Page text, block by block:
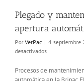
Plegado y
apertura
Por VetPac | 4 septiembre
desactivadosen
y
mantenimiento
Procesos de